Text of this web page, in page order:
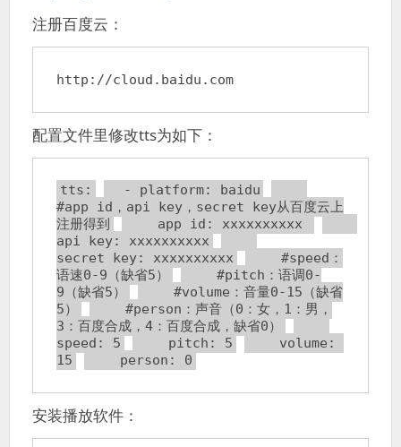
注册百度云：
http://cloud.baidu.com
配置文件里修改tts为如下：
tts:
  - platform: baidu
#app_id，api_key，secret_key从百度云上
注册得到
api_key: xxxxxxxxxx
secret_key: xxxxxxxxxx
    #speed：
语速0-9（缺省5）
    #pitch：语调0-
9（缺省5）
    #volume：音量0-15（缺省
5）
    #person：声音（0：女，1：男，
3：百度合成，4：百度合成，缺省0）
speed: 5
    pitch: 5
    volume:
15
    person: 0
安装播放软件：